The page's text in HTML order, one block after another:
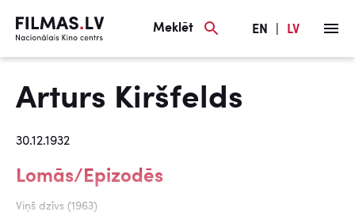
Meklēt EN LV
Arturs Kiršfelds
30.12.1932
Lomās/Epizodēs
Viņš dzīvs (1963)